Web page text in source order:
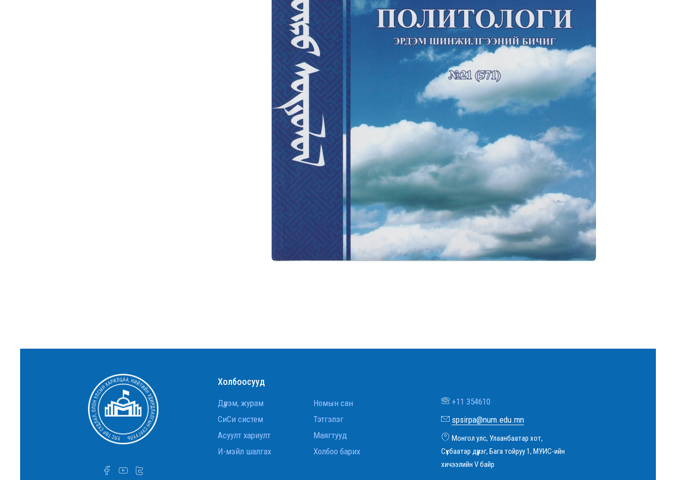
одонгоор шагнууллаа
Дэд профессор Ж.Баттөр
төрийн дээд шагнал хүртлээ
Гадаад хэргийн сайд асан,
ОББЭЭС Л.Эрдэнэчулуун сайд
INTERNATIONAL RELATIONS
Холбоосууд
Дүрэм, журам
СиСи систем
Асуулт хариулт
И-мэйл шалгах
Номын сан
Тэтгэлэг
Маягтууд
Холбоо барих
+11 354610
spsirpa@num.edu.mn
Монгол улс, Улаанбаатар хот,
Сүхбаатар дүүрэг, Бага тойруу 1, МУИС-ийн
хичээлийн V байр